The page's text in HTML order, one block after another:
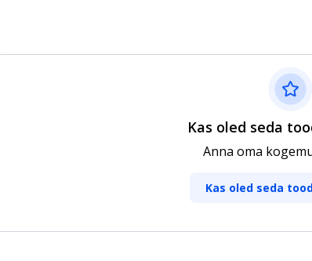
Kas oled seda
Anna oma
Kas oled seda